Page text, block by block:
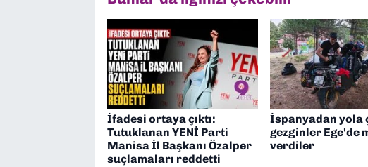
İfadesi ortaya çıktı:
Tutuklanan YENİ Parti
Manisa İl Başkanı Özalper
suçlamaları reddetti
İspanyadan yola
gezginler Ege'de
verdiler